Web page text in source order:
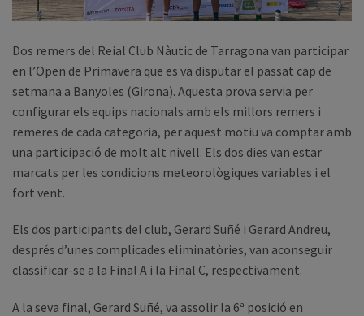
Dos remers del Reial Club Nàutic de Tarragona van participar
en l’Open de Primavera que es va disputar el passat cap de
setmana a Banyoles (Girona). Aquesta prova servia per
configurar els equips nacionals amb els millors remers i
remeres de cada categoria, per aquest motiu va comptar amb
una participació de molt alt nivell. Els dos dies van estar
marcats per les condicions meteorològiques variables i el
fort vent.
Els dos participants del club, Gerard Suñé i Gerard Andreu,
després d’unes complicades eliminatòries, van aconseguir
classificar-se a la Final A i la Final C, respectivament.
A la seva final, Gerard Suñé, va assolir la 6ª posició en